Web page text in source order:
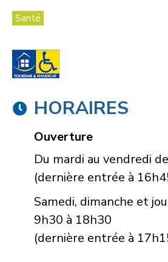
Santé
HORAIRES
Ouverture
Du mardi au vendredi
(dernière entrée à
Samedi, dimanche et
9h30 à 18h30
(dernière entrée à